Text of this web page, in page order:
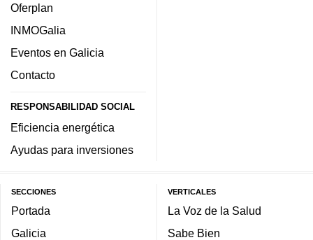
Oferplan
INMOGalia
Eventos en Galicia
Contacto
RESPONSABILIDAD SOCIAL
Eficiencia energética
Ayudas para inversiones
SECCIONES
Portada
Galicia
VERTICALES
La Voz de la Salud
Sabe Bien